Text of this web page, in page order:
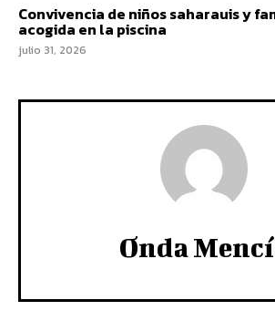
Convivencia de niños saharauis y
acogida en la piscina
julio 31, 2026
Onda